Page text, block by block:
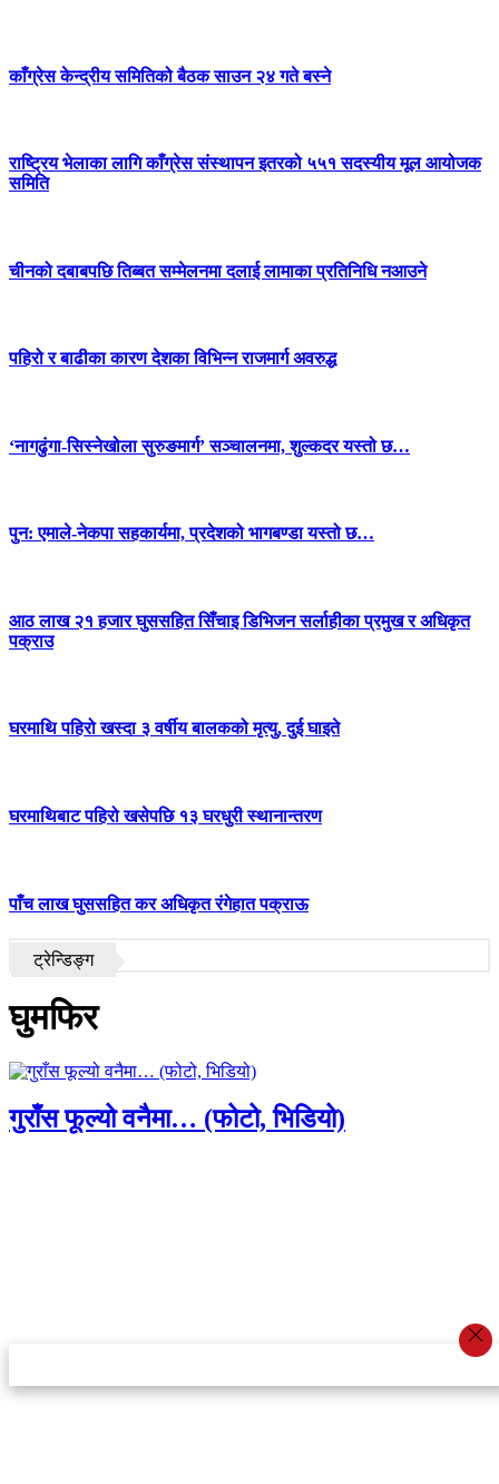
काँग्रेस केन्द्रीय समितिको बैठक साउन २४ गते बस्ने
राष्ट्रिय भेलाका लागि काँग्रेस संस्थापन इतरको ५५१ सदस्यीय मूल आयोजक
समिति
चीनको दबाबपछि तिब्बत सम्मेलनमा दलाई लामाका प्रतिनिधि नआउने
पहिरो र बाढीका कारण देशका विभिन्न राजमार्ग अवरुद्ध
‘नागढुंगा-सिस्नेखोला सुरुङमार्ग’ सञ्चालनमा, शुल्कदर यस्तो छ…
पुन: एमाले-नेकपा सहकार्यमा, प्रदेशको भागबण्डा यस्तो छ…
आठ लाख २१ हजार घुससहित सिँचाइ डिभिजन सर्लाहीका प्रमुख र अधिकृत
पक्राउ
घरमाथि पहिरो खस्दा ३ वर्षीय बालकको मृत्यु, दुई घाइते
घरमाथिबाट पहिरो खसेपछि १३ घरधुरी स्थानान्तरण
पाँच लाख घुससहित कर अधिकृत रंगेहात पक्राऊ
ट्रेन्डिङ्ग
घुमफिर
गुराँस फूल्यो वनैमा… (फोटो, भिडियो)